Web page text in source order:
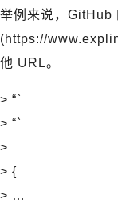
举例来说，
(https://
他 URL。
> “`
> “`
>
> {
> …